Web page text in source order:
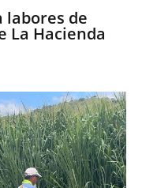
labores de
La Hacienda